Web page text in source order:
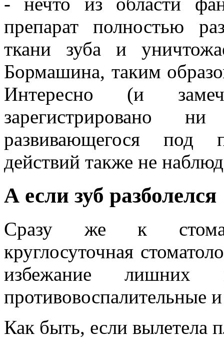
препарат полностью
ткани зуба и
Бормашина, таким
Интересно (и
зарегистрировано
развивающегося под
действий также не
А если зуб
Сразу же к
круглосуточная
избежание лишних
противовоспалительные
Как быть, если вылетела